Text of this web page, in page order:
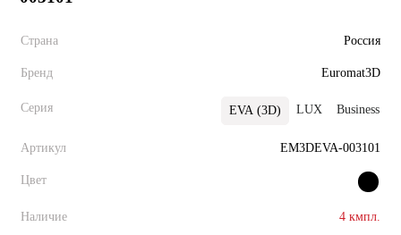
Страна Россия
Бренд Euromat3D
Серия EVA (3D) LUX Business
Артикул EM3DEVA-003101
Цвет
Наличие 4 кмпл.